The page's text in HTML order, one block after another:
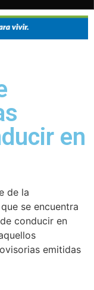
en
de la
se encuentra
conducir en
emitidas